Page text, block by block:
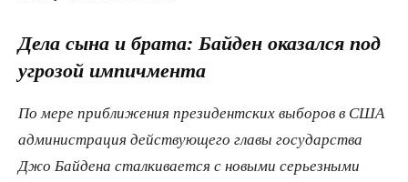
Дела сына и брата: Байден оказался под
угрозой импичмента
По мере приближения президентских выборов в США
администрация действующего главы государства
Джо Байдена сталкивается с новыми серьезными